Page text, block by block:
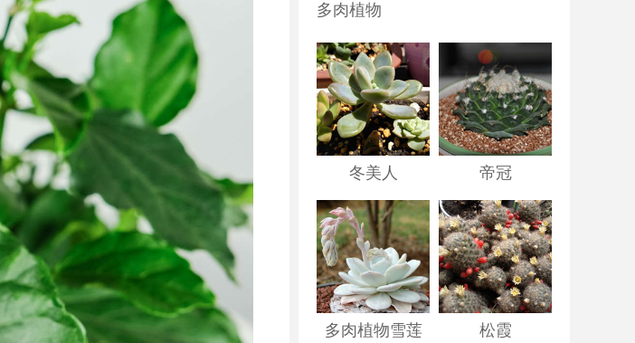
多肉植物
冬美人 帝冠
多肉植物雪莲 松霞